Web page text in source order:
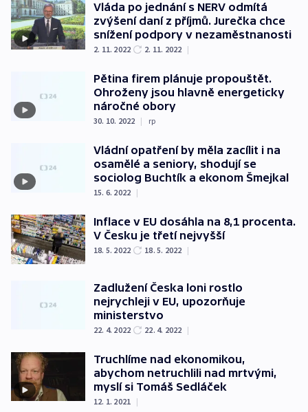
Vláda po jednání s NERV odmítá
zvýšení daní z příjmů. Jurečka chce
snížení podpory v nezaměstnanosti
2. 11. 2022 2. 11. 2022 |
Pětina firem plánuje propouštět.
Ohroženy jsou hlavně energeticky
náročné obory
30. 10. 2022 | rp
Vládní opatření by měla zacílit i na
osamělé a seniory, shodují se
sociolog Buchtík a ekonom Šmejkal
15. 6. 2022 |
Inflace v EU dosáhla na 8,1 procenta.
V Česku je třetí nejvyšší
18. 5. 2022 18. 5. 2022 |
Zadlužení Česka loni rostlo
nejrychleji v EU, upozorňuje
ministerstvo
22. 4. 2022 22. 4. 2022 |
Truchlíme nad ekonomikou,
abychom netruchlili nad mrtvými,
myslí si Tomáš Sedláček
12. 1. 2021 |